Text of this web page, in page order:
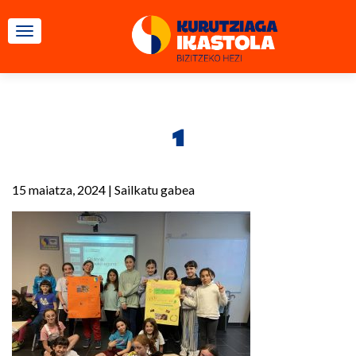
TOGGLE NAVIGATION
1
15 maiatza, 2024 | Sailkatu gabea